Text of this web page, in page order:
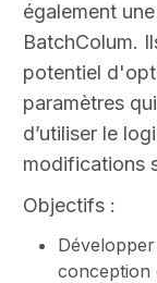
également
BatchColum.
potentiel
paramètres
d’utiliser le
modifications
Objectifs :
conception